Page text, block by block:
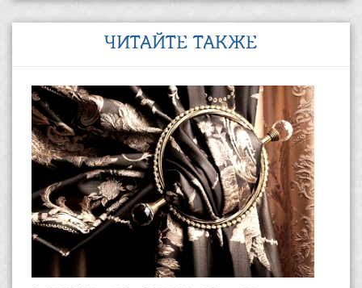
ЧИТАЙТЕ ТАКЖЕ